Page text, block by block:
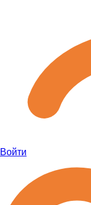
Войти